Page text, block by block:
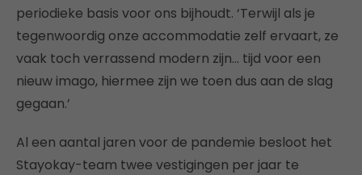
periodieke basis voor ons bijhoudt. ‘Terwijl als je
tegenwoordig onze accommodatie zelf ervaart, ze
vaak toch verrassend modern zijn… tijd voor een
nieuw imago, hiermee zijn we toen dus aan de slag
gegaan.’
Al een aantal jaren voor de pandemie besloot het
Stayokay-team twee vestigingen per jaar te